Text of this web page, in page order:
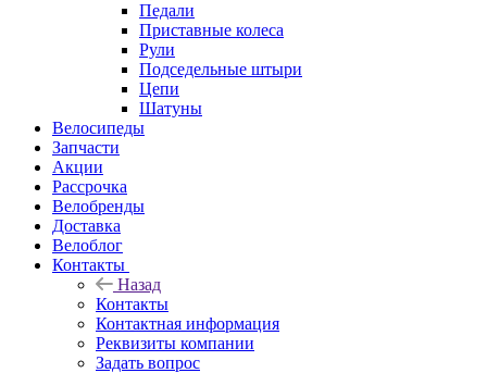
Педали
Приставные колеса
Рули
Подседельные штыри
Цепи
Шатуны
Велосипеды
Запчасти
Акции
Рассрочка
Велобренды
Доставка
Велоблог
Контакты
Назад
Контакты
Контактная информация
Реквизиты компании
Задать вопрос